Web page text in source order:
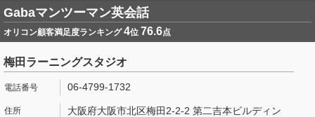
Gabaマンツーマン英会話
オリコン顧客満足度ランキング4位 76.6点
梅田ラーニングスタジオ
06-4799-1732
大阪府大阪市北区梅田2-2-2 第二吉本ビルディン